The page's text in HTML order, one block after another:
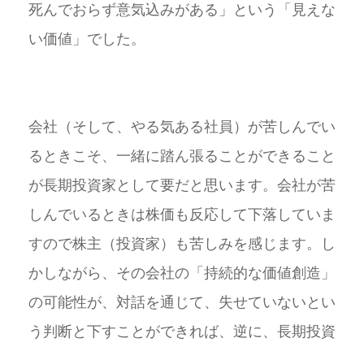
死んでおらず意気込みがある」という「見えな
い価値」でした。
会社（そして、やる気ある社員）が苦しんでい
るときこそ、一緒に踏ん張ることができること
が長期投資家として要だと思います。会社が苦
しんでいるときは株価も反応して下落していま
すので株主（投資家）も苦しみを感じます。し
かしながら、その会社の「持続的な価値創造」
の可能性が、対話を通じて、失せていないとい
う判断と下すことができれば、逆に、長期投資